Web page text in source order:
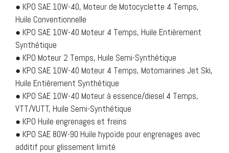
● KPO SAE 10W-40, Moteur de Motocyclette 4 Temps,
Huile Conventionnelle
● KPO SAE 10W-40 Moteur 4 Temps, Huile Entièrement
Synthétique
● KPO Moteur 2 Temps, Huile Semi-Synthétique
● KPO SAE 10W-40 Moteur 4 Temps, Motomarines Jet Ski,
Huile Entièrement Synthétique
● KPO SAE 10W-40 Moteur à essence/diesel 4 Temps,
VTT/VUTT, Huile Semi-Synthétique
● KPO Huile engrenages et freins
● KPO SAE 80W-90 Huile hypoïde pour engrenages avec
additif pour glissement limité